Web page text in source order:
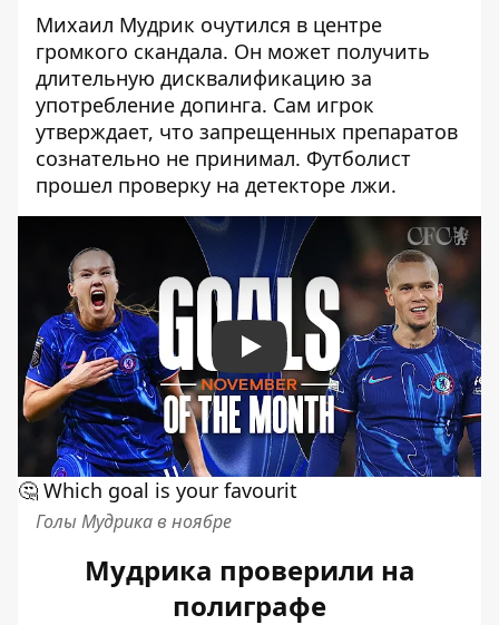
Михаил Мудрик очутился в центре
громкого скандала. Он может получить
длительную дисквалификацию за
употребление допинга. Сам игрок
утверждает, что запрещенных препаратов
сознательно не принимал. Футболист
прошел проверку на детекторе лжи.
Play
Голы Мудрика в ноябре
Мудрика проверили на
полиграфе